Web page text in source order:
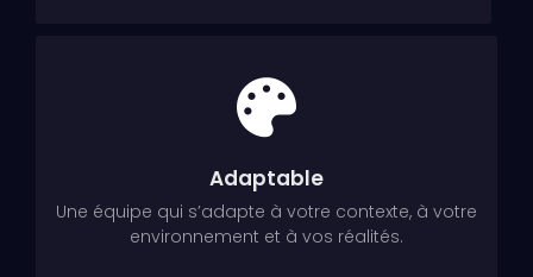
Adaptable
Une équipe qui s’adapte à votre contexte, à votre
environnement et à vos réalités.